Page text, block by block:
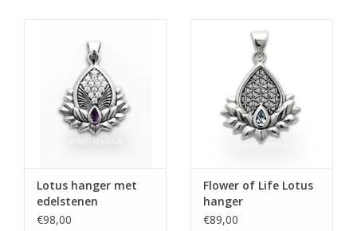
Lotus hanger met
edelstenen
€98,00
Flower of Life Lotus
hanger
€89,00